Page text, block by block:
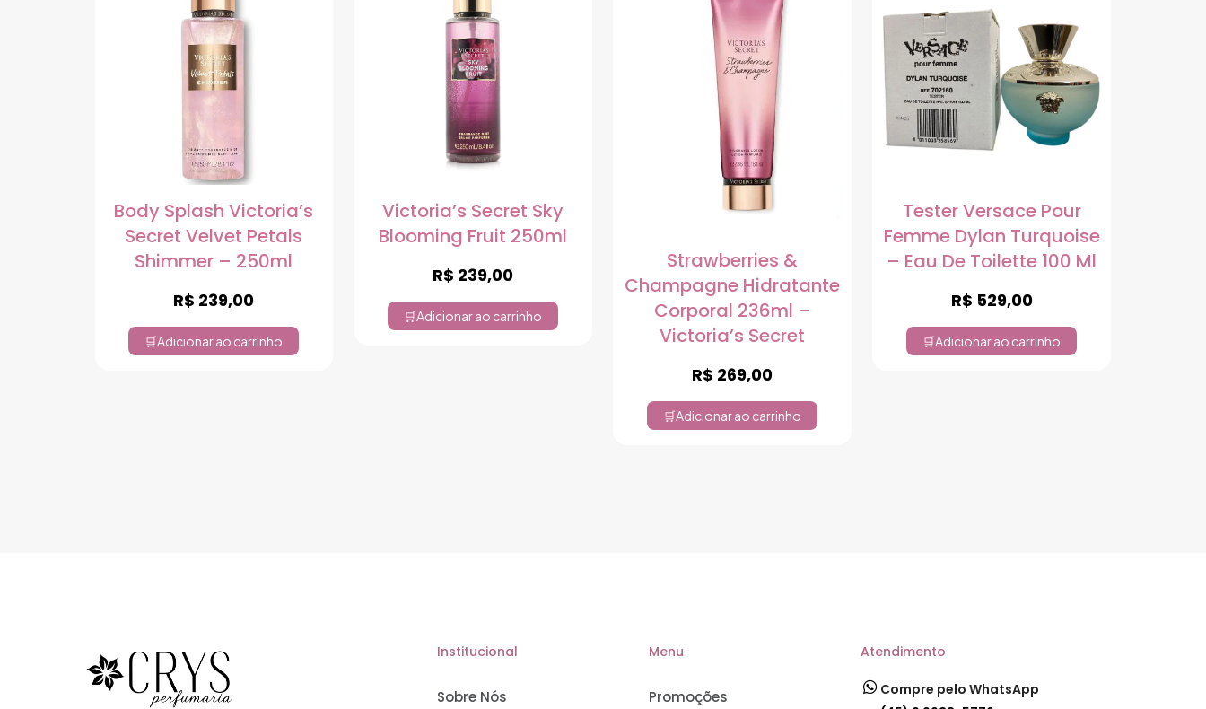
Body Splash Victoria’s
Secret Velvet Petals
Shimmer – 250ml
R$ 239,00
Adicionar ao carrinho
Victoria’s Secret Sky
Blooming Fruit 250ml
R$ 239,00
Adicionar ao carrinho
Strawberries &
Champagne Hidratante
Corporal 236ml –
Victoria’s Secret
R$ 269,00
Adicionar ao carrinho
Tester Versace Pour
Femme Dylan Turquoise
– Eau De Toilette 100 Ml
R$ 529,00
Adicionar ao carrinho
Institucional
Sobre Nós
Menu
Promoções
Atendimento
Compre pelo WhatsApp